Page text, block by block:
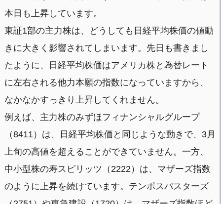
本日も上昇しています。
東証1部の主力株は、どうしても日経平均株価の値動
きに大きく影響されてしまいます。先日も書きまし
たように、日経平均株価はアメリカ株と為替レート
に左右される他力本願の指数になっていますから、
なかなかすっきり上昇してくれません。
例えば、主力株のみずほフィナンシャルグループ
（8411）は、日経平均株価と同じような動きで、3月
上旬の高値を超えることができていません。一方、
中小型株の寿スピリッツ（2222）は、マザーズ指数
のように上昇を続けています。テンポスバスターズ